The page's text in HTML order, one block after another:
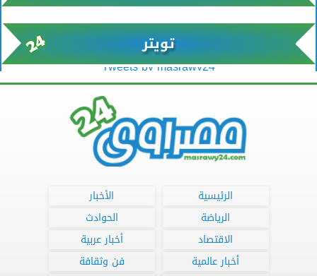
تويتر
Tweets by masrawy24
الرئيسية
الأخبار
الرياضة
الحوادث
الاقتصاد
أخبار عربية
أخبار عالمية
فن وثقافة